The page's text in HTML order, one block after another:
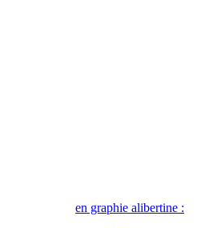
en graphie alibertine :